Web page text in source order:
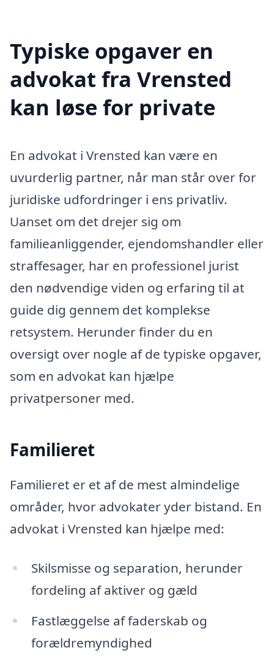
Typiske opgaver en
advokat fra Vrensted
kan løse for private
En advokat i Vrensted kan være en
uvurderlig partner, når man står over for
juridiske udfordringer i ens privatliv.
Uanset om det drejer sig om
familieanliggender, ejendomshandler eller
straffesager, har en professionel jurist
den nødvendige viden og erfaring til at
guide dig gennem det komplekse
retsystem. Herunder finder du en
oversigt over nogle af de typiske opgaver,
som en advokat kan hjælpe
privatpersoner med.
Familieret
Familieret er et af de mest almindelige
områder, hvor advokater yder bistand. En
advokat i Vrensted kan hjælpe med:
Skilsmisse og separation, herunder
fordeling af aktiver og gæld
Fastlæggelse af faderskab og
forældremyndighed